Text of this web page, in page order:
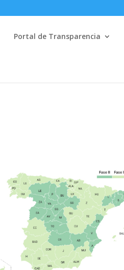
Portal de Transparencia